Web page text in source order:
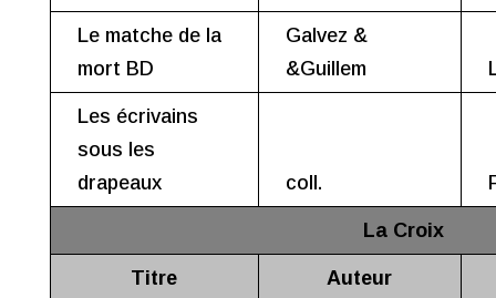
Le matche de la
mort BD
Galvez &
&Guillem
Les écrivains
sous les
drapeaux
coll.
La Croix
Titre Auteur